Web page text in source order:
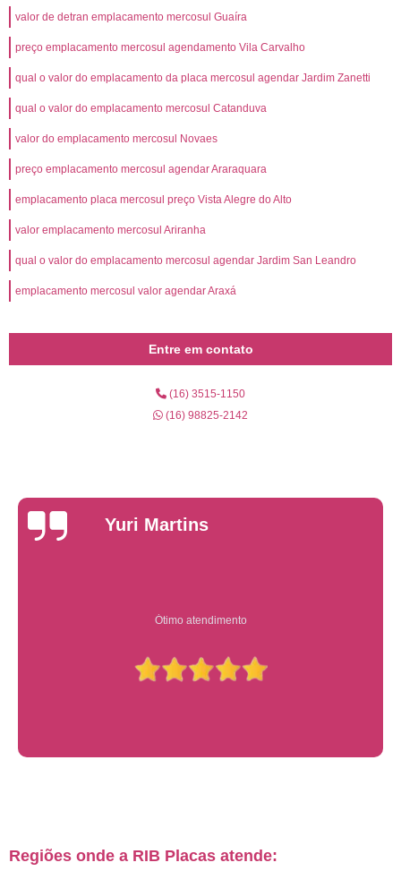
valor de detran emplacamento mercosul Guaíra
preço emplacamento mercosul agendamento Vila Carvalho
qual o valor do emplacamento da placa mercosul agendar Jardim Zanetti
qual o valor do emplacamento mercosul Catanduva
valor do emplacamento mercosul Novaes
preço emplacamento mercosul agendar Araraquara
emplacamento placa mercosul preço Vista Alegre do Alto
valor emplacamento mercosul Ariranha
qual o valor do emplacamento mercosul agendar Jardim San Leandro
emplacamento mercosul valor agendar Araxá
Entre em contato
(16) 3515-1150
(16) 98825-2142
Yuri Martins
Ótimo atendimento
Regiões onde a RIB Placas atende: